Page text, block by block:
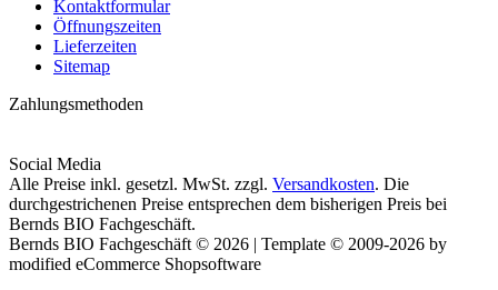
Kontaktformular
Öffnungszeiten
Lieferzeiten
Sitemap
Zahlungsmethoden
Social Media
Alle Preise inkl. gesetzl. MwSt. zzgl. Versandkosten. Die
durchgestrichenen Preise entsprechen dem bisherigen Preis bei
Bernds BIO Fachgeschäft.
Bernds BIO Fachgeschäft © 2026 | Template © 2009-2026 by
modified eCommerce Shopsoftware